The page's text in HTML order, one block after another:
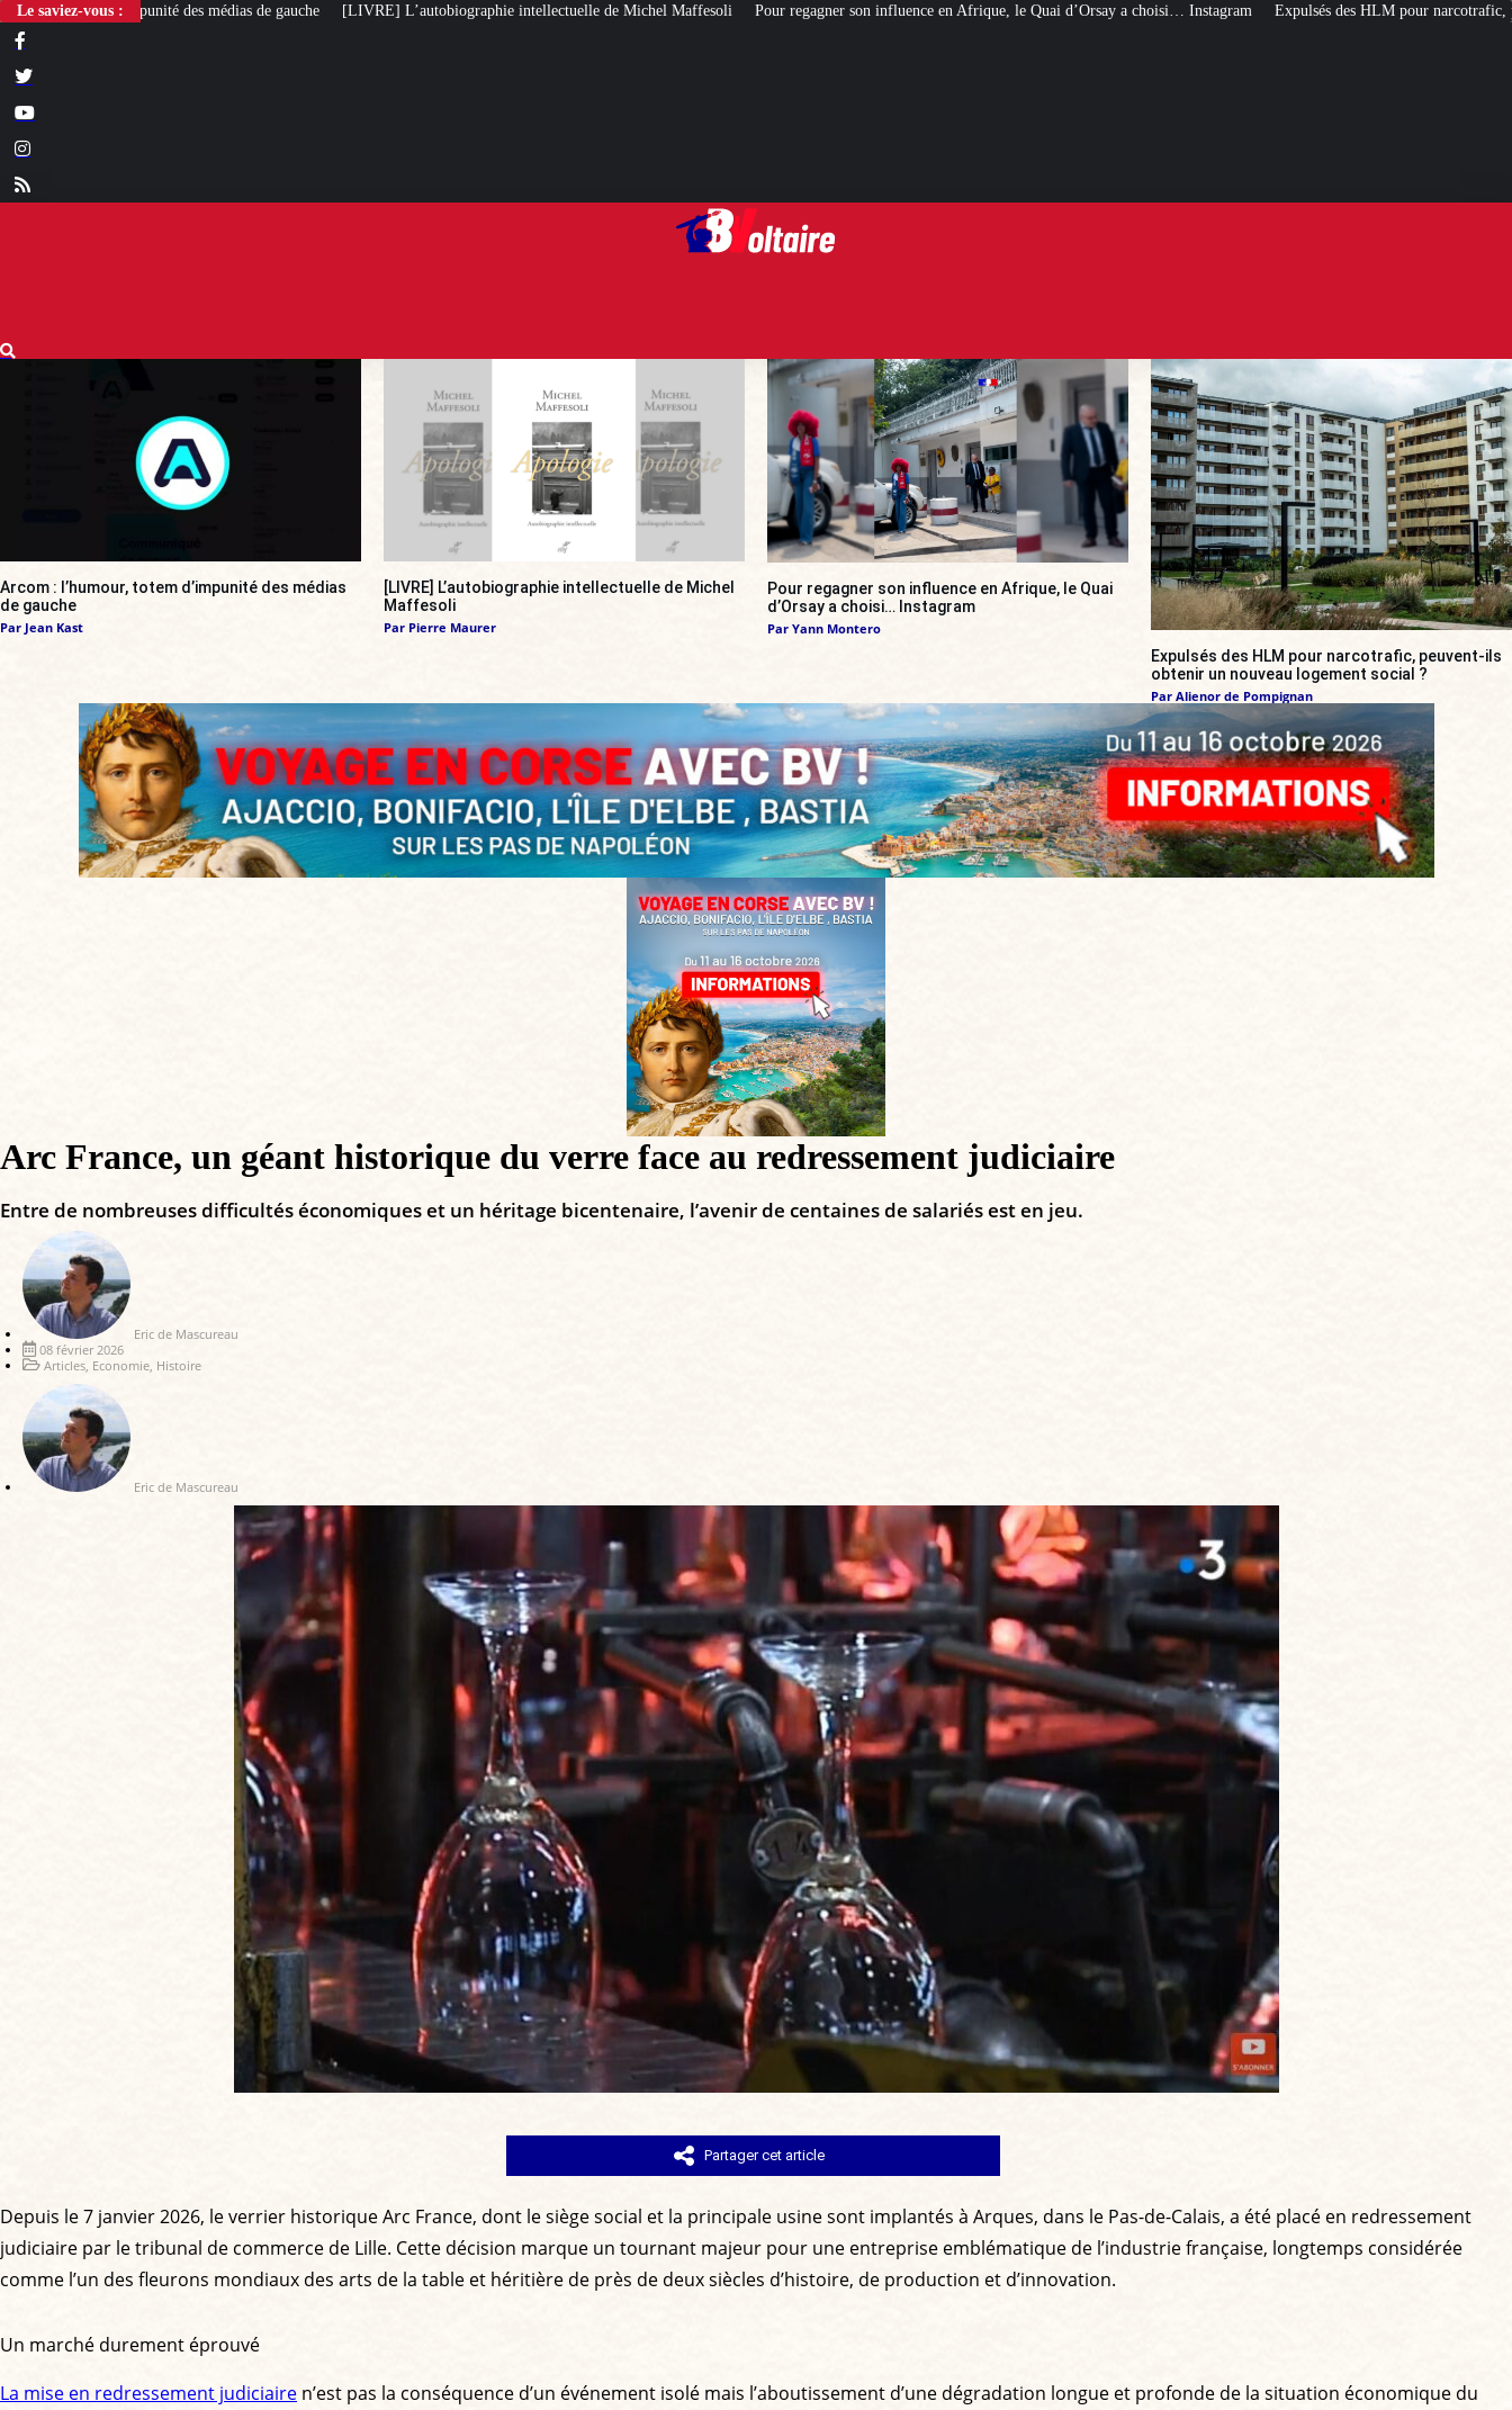
Le saviez-vous : [LIVRE] L’autobiographie intellectuelle de Michel Maffesoli Pour regagner son influence en Afrique, le Quai d’Orsay a choisi… Instagram Expulsés des HLM pour narcotrafic, peuvent-ils obtenir un
Arcom : l’humour, totem d’impunité des médias
de gauche
Par Jean Kast
[LIVRE] L’autobiographie intellectuelle de Michel
Maffesoli
Par Pierre Maurer
Pour regagner son influence en Afrique, le Quai
d’Orsay a choisi… Instagram
Par Yann Montero
Expulsés des HLM pour narcotrafic, peuvent-ils
obtenir un nouveau logement social ?
Par Alienor de Pompignan
Arc France, un géant historique du verre face au redressement judiciaire
Entre de nombreuses difficultés économiques et un héritage bicentenaire, l’avenir de centaines de salariés est en jeu.
Eric de Mascureau
08 février 2026
Articles Economie Histoire
Eric de Mascureau
Partager cet article
Depuis le 7 janvier 2026, le verrier historique Arc France, dont le siège social et la principale usine sont implantés à Arques, dans le Pas-de-Calais, a été placé en redressement
judiciaire par le tribunal de commerce de Lille. Cette décision marque un tournant majeur pour une entreprise emblématique de l’industrie française, longtemps considérée
comme l’un des fleurons mondiaux des arts de la table et héritière de près de deux siècles d’histoire, de production et d’innovation.
Un marché durement éprouvé
La mise en redressement judiciaire n’est pas la conséquence d’un événement isolé mais l’aboutissement d’une dégradation longue et profonde de la situation économique du